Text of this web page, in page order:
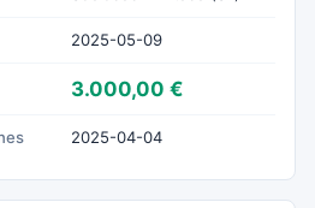
2025-05-09
3.000,00 €
2025-04-04